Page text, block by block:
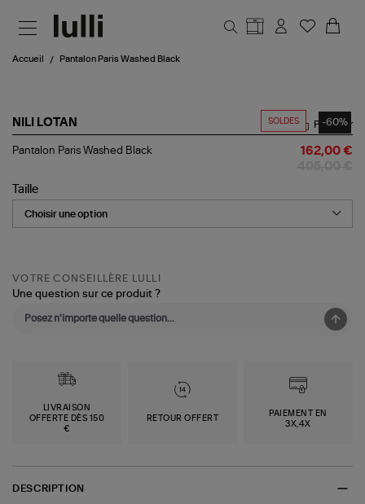
Accueil Pantalon Paris Washed Black
SOLDES -60%
NILI LOTAN
Pantalon
Black
Partager
Pantalon Paris Washed Black 162,00 €
Taille
VOTRE CONSEILLÈRE LULLI
Une question sur ce produit ?
LIVRAISON
OFFERTE DÈS 150
€
RETOUR OFFERT
PAIEMENT EN
3X,4X
DESCRIPTION